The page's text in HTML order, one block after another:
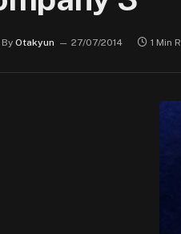
By Otakyun 27/07/2014 1 Min